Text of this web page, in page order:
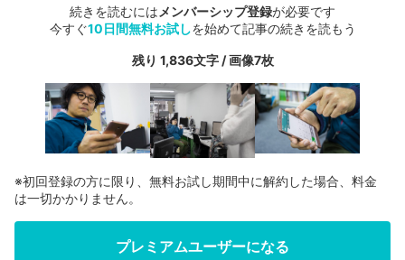
続きを読むにはメンバーシップ登録が必要です
今すぐ10日間無料お試しを始めて記事の続きを読もう
残り 1,836文字 / 画像7枚
※初回登録の方に限り、無料お試し期間中に解約した場合、料金
は一切かかりません。
プレミアムユーザーになる